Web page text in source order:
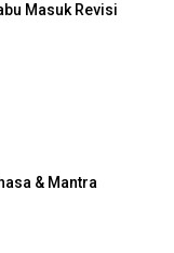
Masuk Revisi
& Mantra